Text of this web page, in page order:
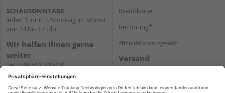
SCHAUSONNTAGE
Jeden 1. und 3. Sonntag im Monat
von 14 bis 17 Uhr
Wir helfen Ihnen gerne
weiter
Tel.:+49 511 740720
E-Mail:shop@holzland-
Kreditkarte
Rechnung*
*Bonität vorausgesetzt
Versand
Versandkosten